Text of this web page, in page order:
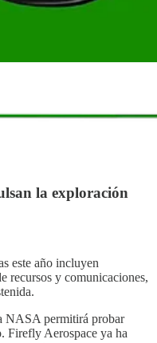
la exploración
este año incluyen
recursos y comunicaciones,
NASA permitirá probar
Firefly Aerospace ya ha